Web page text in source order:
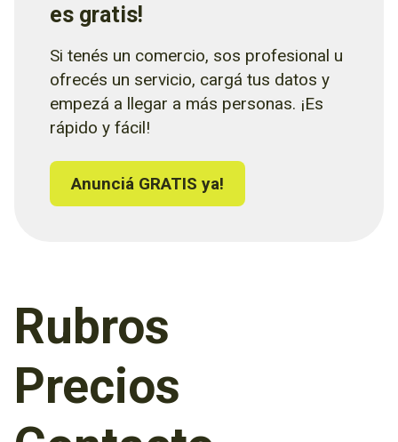
es gratis!
Si tenés un comercio, sos profesional u
ofrecés un servicio, cargá tus datos y
empezá a llegar a más personas. ¡Es
rápido y fácil!
Anunciá GRATIS ya!
Rubros
Precios